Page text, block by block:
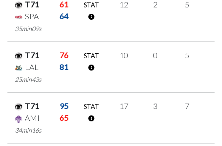
T71
61
SPA
64
35min09s
STAT 12 2 5
T71
76
LAL
81
25min43s
STAT 10 0 5
T71
95
AMI
65
34min16s
STAT 17 3 7